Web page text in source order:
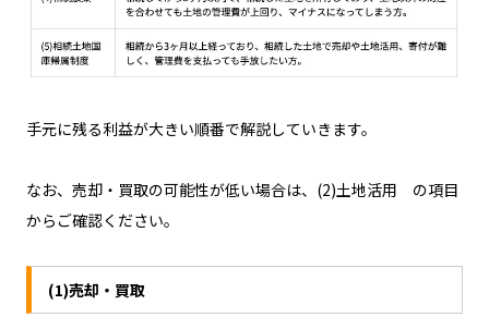
手元に残る利益が大きい順番で解説していきます。
なお、売却・買取の可能性が低い場合は、(2)土地活用 の項目
からご確認ください。
(1)売却・買取